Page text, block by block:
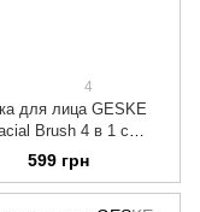
4
для лица GESKE
Brush 4 в 1 с
aquamarine
599 грн